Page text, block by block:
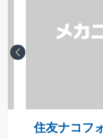
Previous
住友ナコフ